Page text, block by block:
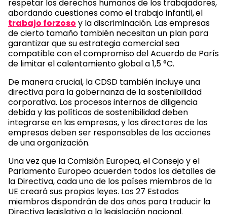
respetar los derechos humanos de los trabajadores,
abordando cuestiones como el trabajo infantil,el
trabajo forzoso y la discriminación. Las empresas
de cierto tamaño también necesitan un plan para
garantizar que su estrategia comercial sea
compatible con el compromiso del Acuerdo de París
de limitar el calentamiento global a 1,5 °C.
De manera crucial, la CDSD también incluye una
directiva para la gobernanza de la sostenibilidad
corporativa. Los procesos internos de diligencia
debida y las políticas de sostenibilidad deben
integrarse en las empresas, y los directores de las
empresas deben ser responsables de las acciones
de una organización.
Una vez que la Comisión Europea, el Consejo y el
Parlamento Europeo acuerden todos los detalles de
la Directiva, cada uno de los países miembros de la
UE creará sus propias leyes. Los 27 Estados
miembros dispondrán de dos años para traducir la